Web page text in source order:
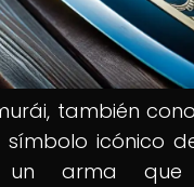
también
símbolo icónico
un arma